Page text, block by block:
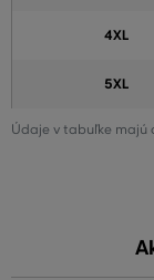
Údaje v tabuľke majú
4XL
5XL